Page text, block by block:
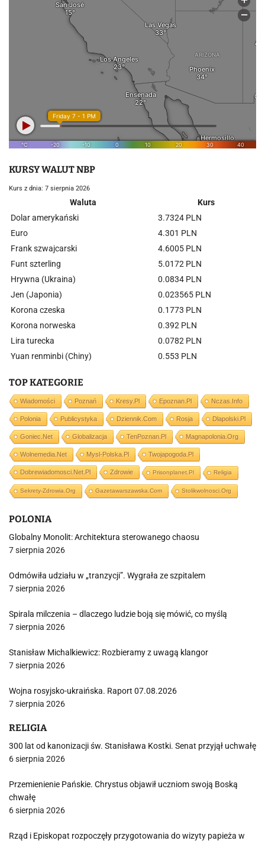
KURSY WALUT NBP
Kurs z dnia: 7 sierpnia 2026
Waluta
Kurs
Dolar amerykański
3.7324 PLN
Euro
4.301 PLN
Frank szwajcarski
4.6005 PLN
Funt szterling
5.0172 PLN
Hrywna (Ukraina)
0.0834 PLN
Jen (Japonia)
0.023565 PLN
Korona czeska
0.1773 PLN
Korona norweska
0.392 PLN
Lira turecka
0.0782 PLN
Yuan renminbi (Chiny)
0.553 PLN
TOP KATEGORIE
Wiadomości Poznań Kresy.pl Epoznan.pl Nczas.info
Polonia Publicystyka Dziennik.com Rosja Dlapolski.pl
Goniec.net Globalizacja TenPoznan.pl Magnapolonia.org
Wolnemedia.net Mysl-Polska.pl Twojapogoda.pl
Dobrewiadomosci.net.pl Zdrowie Prisonplanet.pl Religia
Sekrety-Zdrowia.org Gazetawarszawska.com Stolikwolnosci.org
POLONIA
Globalny Monolit: Architektura sterowanego chaosu
7 sierpnia 2026
Odmówiła udziału w „tranzycji”. Wygrała ze szpitalem
7 sierpnia 2026
Spirala milczenia – dlaczego ludzie boją się mówić, co myślą
7 sierpnia 2026
Stanisław Michalkiewicz: Rozbieramy z uwagą klangor
7 sierpnia 2026
Wojna rosyjsko-ukraińska. Raport 07.08.2026
7 sierpnia 2026
RELIGIA
300 lat od kanonizacji św. Stanisława Kostki. Senat przyjął uchwałę
6 sierpnia 2026
Przemienienie Pańskie. Chrystus objawił uczniom swoją Boską
chwałę
6 sierpnia 2026
Rząd i Episkopat rozpoczęły przygotowania do wizyty papieża w